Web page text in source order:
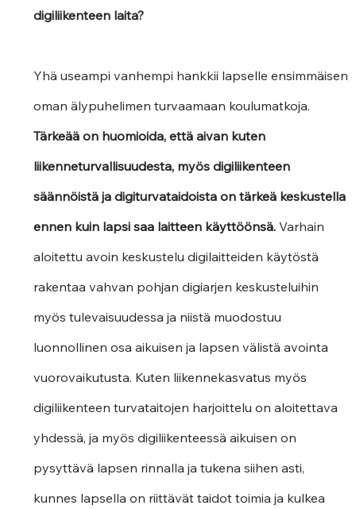
digiliikenteen laita?
Yhä useampi vanhempi hankkii lapselle ensimmäisen
oman älypuhelimen turvaamaan koulumatkoja.
Tärkeää on huomioida, että aivan kuten
liikenneturvallisuudesta, myös digiliikenteen
säännöistä ja digiturvataidoista on tärkeä keskustella
ennen kuin lapsi saa laitteen käyttöönsä. Varhain
aloitettu avoin keskustelu digilaitteiden käytöstä
rakentaa vahvan pohjan digiarjen keskusteluihin
myös tulevaisuudessa ja niistä muodostuu
luonnollinen osa aikuisen ja lapsen välistä avointa
vuorovaikutusta. Kuten liikennekasvatus myös
digiliikenteen turvataitojen harjoittelu on aloitettava
yhdessä, ja myös digiliikenteessä aikuisen on
pysyttävä lapsen rinnalla ja tukena siihen asti,
kunnes lapsella on riittävät taidot toimia ja kulkea